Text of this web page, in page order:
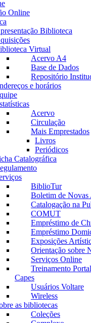
Online
Biblioteca
Virtual
Acervo A4
Base de Dados
Repositório
e horários
Acervo
Circulação
Mais Emprestados
Livros
Periódicos
Catalográfica
BiblioTur
Boletim de Novas
Catalogação na
COMUT
Empréstimo de
Empréstimo
Exposições
Orientação sobre
Serviços Online
Treinamento
Capes
Usuários Voltare
Wireless
as bibliotecas
Coleções